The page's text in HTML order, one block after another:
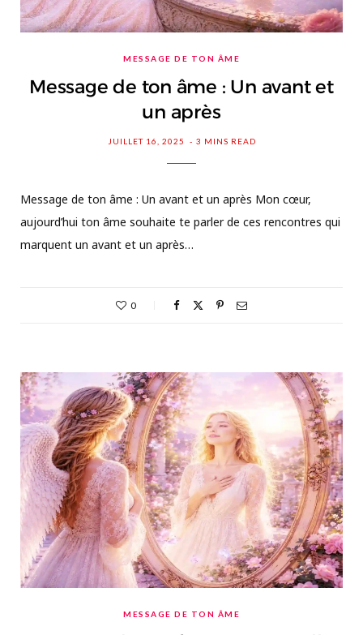
MESSAGE DE TON ÂME
Message de ton âme : Un avant et
un après
JUILLET 16, 2025 3 MINS READ
Message de ton âme : Un avant et un après Mon cœur,
aujourd’hui ton âme souhaite te parler de ces rencontres qui
marquent un avant et un après…
0
MESSAGE DE TON ÂME